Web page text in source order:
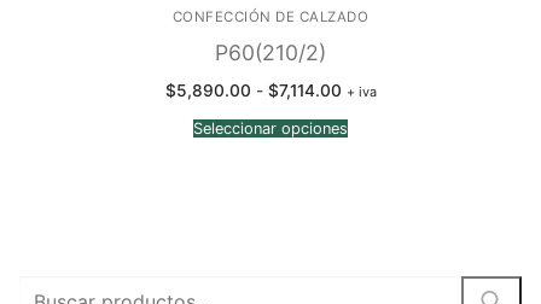
CONFECCIÓN DE CALZADO
P60(210/2)
$5,890.00 - $7,114.00Rango
precios:
desde
+ iva
Seleccionar opciones
Buscar